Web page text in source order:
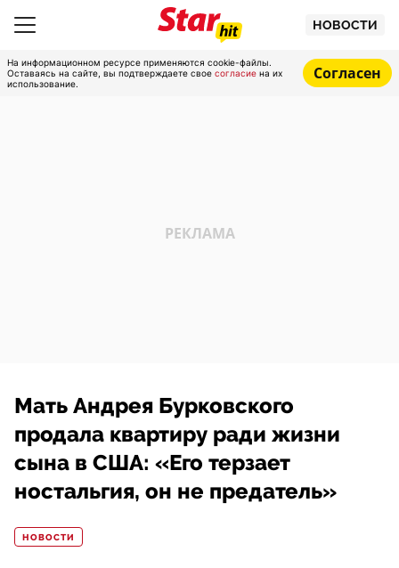
НОВОСТИ
На информационном ресурсе применяются cookie-файлы.
Оставаясь на сайте, вы подтверждаете свое согласие на их
использование.
Согласен
Мать Андрея Бурковского
продала квартиру ради жизни
сына в США: «Его терзает
ностальгия, он не предатель»
НОВОСТИ